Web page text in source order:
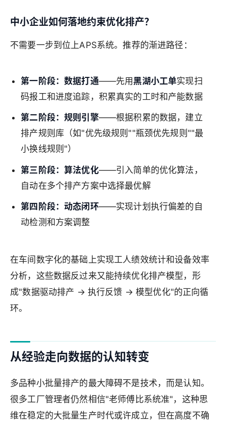
中小企业如何落地约束优化排产？
不需要一步到位上APS系统。推荐的渐进路径：
第一阶段：数据打通——先用黑湖小工单实现扫
码报工和进度追踪，积累真实的工时和产能数据
第二阶段：规则引擎——根据积累的数据，建立
排产规则库（如"优先级规则""瓶颈优先规则""最
小换线规则"）
第三阶段：算法优化——引入简单的优化算法，
自动在多个排产方案中选择最优解
第四阶段：动态闭环——实现计划执行偏差的自
动检测和方案调整
在车间数字化的基础上实现工人绩效统计和设备效率
分析，这些数据反过来又能持续优化排产模型，形
成"数据驱动排产 → 执行反馈 → 模型优化"的正向循
环。
从经验走向数据的认知转变
多品种小批量排产的最大障碍不是技术，而是认知。
很多工厂管理者仍然相信"老师傅比系统准"，这种思
维在稳定的大批量生产时代或许成立，但在高度不确